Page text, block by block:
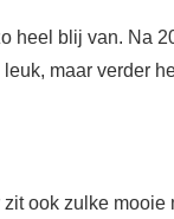
heel blij van.
maar verder
ook zulke